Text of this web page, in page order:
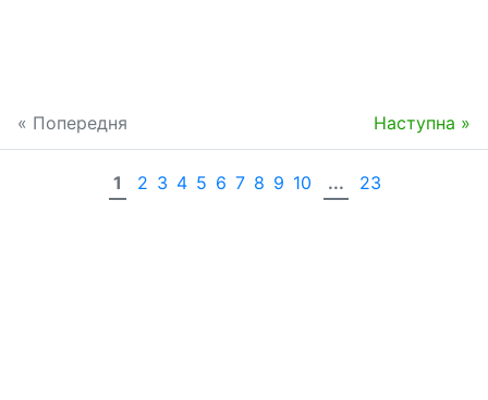
« Попередня Наступна »
1 2 3 4 5 6 7 8 9 10 ... 23